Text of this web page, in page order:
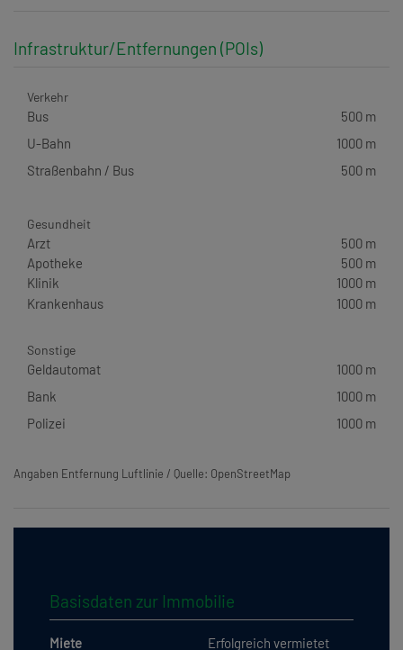
Infrastruktur/Entfernungen (POIs)
Verkehr
Bus
500 m
U-Bahn
1000 m
Straßenbahn / Bus
500 m
Gesundheit
Arzt
500 m
Apotheke
500 m
Klinik
1000 m
Krankenhaus
1000 m
Sonstige
Geldautomat
1000 m
Bank
1000 m
Polizei
1000 m
Angaben Entfernung Luftlinie / Quelle: OpenStreetMap
Basisdaten zur Immobilie
Miete
Erfolgreich vermietet